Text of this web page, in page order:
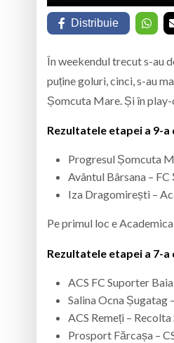
Distribuie
În weekendul trecut s-au
puține goluri, cinci, s-au
Șomcuta Mare. Și în
Rezultatele etapei a 9-
Progresul Șomcuta
Avântul Bârsana –
Iza Dragomirești –
Pe primul loc e
Rezultatele etapei a 7-a
ACS FC Suporter
Salina Ocna Șugatag
ACS Remeți –
Prosport Fărcașa –